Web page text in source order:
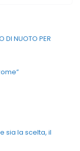
DI NUOTO PER
sia la scelta, il